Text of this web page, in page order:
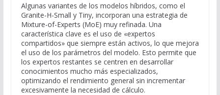
Algunas variantes de los modelos híbridos, como el
Granite-H-Small y Tiny, incorporan una estrategia de
Mixture-of-Experts (MoE) muy refinada. Una
característica clave es el uso de «expertos
compartidos» que siempre están activos, lo que mejora
el uso de los parámetros del modelo. Esto permite que
los expertos restantes se centren en desarrollar
conocimientos mucho más especializados,
optimizando el rendimiento general sin incrementar
excesivamente la necesidad de cálculo.